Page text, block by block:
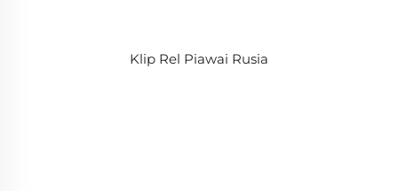
Klip Rel Piawai Rusia